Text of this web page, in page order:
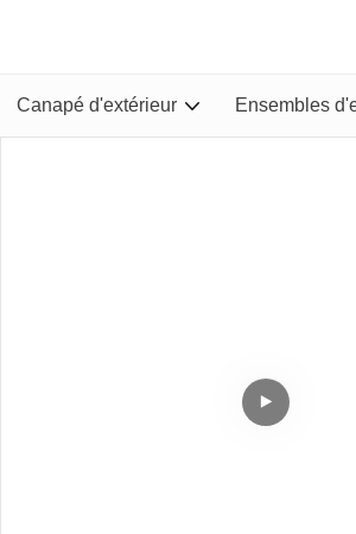
Canapé d'extérieur Ensembles